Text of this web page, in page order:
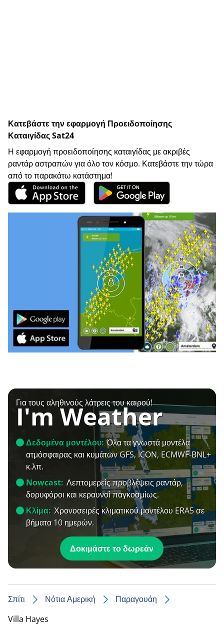
Κατεβάστε την εφαρμογή Προειδοποίησης
Καταιγίδας Sat24
Η εφαρμογή προειδοποίησης καταιγίδας με ακριβές
ραντάρ αστραπών για όλο τον κόσμο. Κατεβάστε την τώρα
από το παρακάτω κατάστημα!
Για τους αληθινούς λάτρεις του καιρού!
I'm Weather
Δεδομένα μοντέλου: Όλα τα γνωστά μοντέλα
ατμόσφαιρας και κυμάτων GFS, ICON, ECMWF-BNL+
κ.λπ.
Nowcast: Λεπτομερείς προβλέψεις ραντάρ,
δορυφόροι και κεραυνοί παγκοσμίως.
Κλίμα: Χρονοσειρές κλιματικού μοντέλου ERA5 σε
βήματα 10 ημερών.
Δοκιμάστε το δωρεάν
Σπίτι Νότια Αμερική
Παραγουάη
Villa Hayes